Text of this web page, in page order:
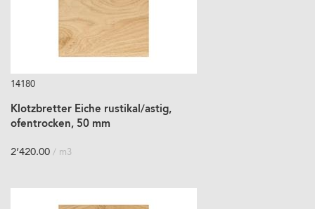
14180
Klotzbretter Eiche rustikal/astig,
ofentrocken, 50 mm
2’420.00 / m3